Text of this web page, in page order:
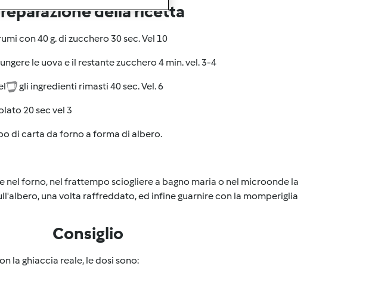
della ricetta
con 40 g. di zucchero 30 sec. Vel 10
le uova e il restante zucchero 4 min. vel. 3-4
gli ingredienti rimasti 40 sec. Vel. 6
20 sec vel 3
di carta da forno a forma di albero.
nel forno, nel frattempo sciogliere a bagno maria o nel microonde la
una volta raffreddato, ed infine guarnire con la momperiglia
Consiglio
la ghiaccia reale, le dosi sono: